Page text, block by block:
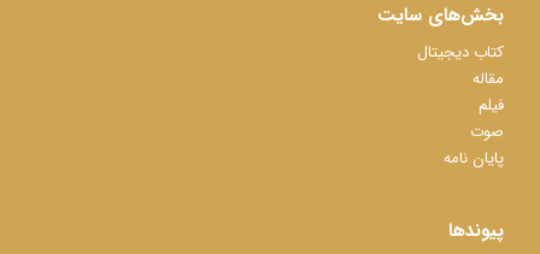
بخش‌های سایت
کتاب دیجیتال
مقاله
فیلم
صوت
پایان نامه
پیوندها